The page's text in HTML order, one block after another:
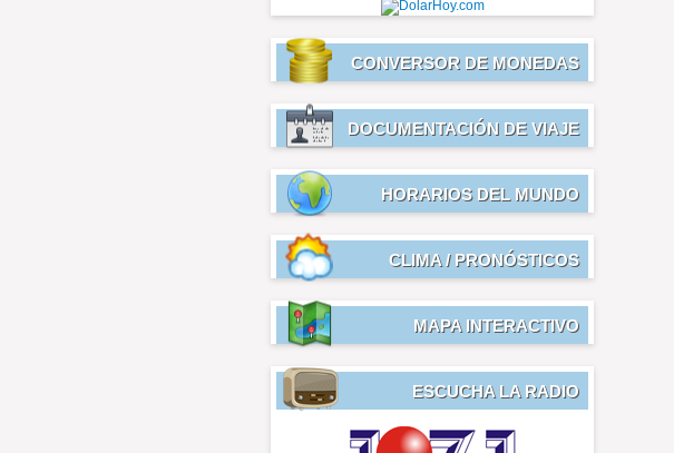
CONVERSOR DE MONEDAS
DOCUMENTACIÓN DE VIAJE
HORARIOS DEL MUNDO
CLIMA / PRONÓSTICOS
MAPA INTERACTIVO
ESCUCHA LA RADIO